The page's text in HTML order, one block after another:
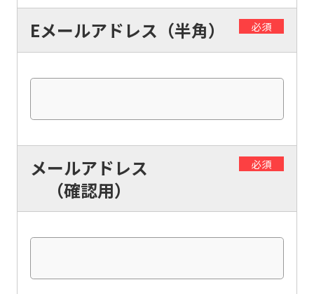
Eメールアドレス（半角） 必須
メールアドレス
（確認用）
必須